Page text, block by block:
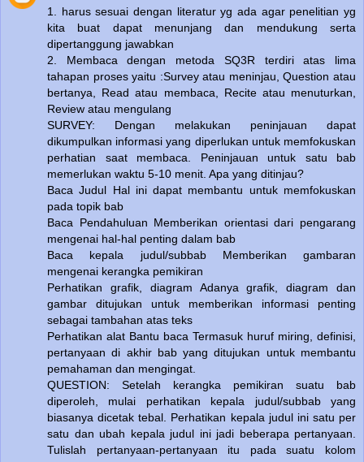
1. harus sesuai dengan literatur yg ada agar penelitian yg
kita buat dapat menunjang dan mendukung serta
dipertanggung jawabkan
2. Membaca dengan metoda SQ3R terdiri atas lima
tahapan proses yaitu :Survey atau meninjau, Question atau
bertanya, Read atau membaca, Recite atau menuturkan,
Review atau mengulang
SURVEY: Dengan melakukan peninjauan dapat
dikumpulkan informasi yang diperlukan untuk memfokuskan
perhatian saat membaca. Peninjauan untuk satu bab
memerlukan waktu 5-10 menit. Apa yang ditinjau?
Baca Judul Hal ini dapat membantu untuk memfokuskan
pada topik bab
Baca Pendahuluan Memberikan orientasi dari pengarang
mengenai hal-hal penting dalam bab
Baca kepala judul/subbab Memberikan gambaran
mengenai kerangka pemikiran
Perhatikan grafik, diagram Adanya grafik, diagram dan
gambar ditujukan untuk memberikan informasi penting
sebagai tambahan atas teks
Perhatikan alat Bantu baca Termasuk huruf miring, definisi,
pertanyaan di akhir bab yang ditujukan untuk membantu
pemahaman dan mengingat.
QUESTION: Setelah kerangka pemikiran suatu bab
diperoleh, mulai perhatikan kepala judul/subbab yang
biasanya dicetak tebal. Perhatikan kepala judul ini satu per
satu dan ubah kepala judul ini jadi beberapa pertanyaan.
Tulislah pertanyaan-pertanyaan itu pada suatu kolom